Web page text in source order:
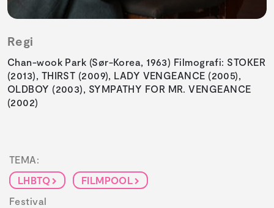
Regi
Chan-wook Park (Sør-Korea, 1963) Filmografi: STOKER
(2013), THIRST (2009), LADY VENGEANCE (2005),
OLDBOY (2003), SYMPATHY FOR MR. VENGEANCE
(2002)
TEMA:
LHBTQ
FILMPOOL
Festival